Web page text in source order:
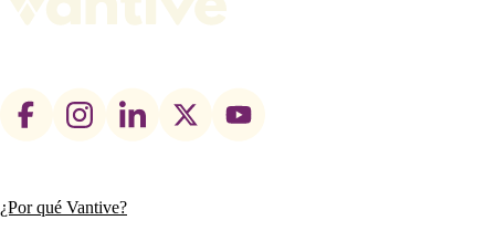
Footer
Main
¿Por qué Vantive?